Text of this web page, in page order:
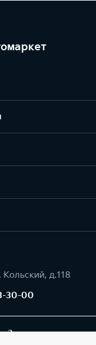
д.118
30-00
Заказать звонок